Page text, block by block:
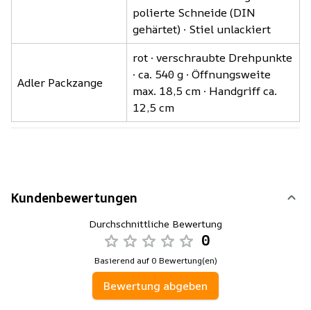
polierte Schneide (DIN
gehärtet) · Stiel unlackiert
Adler Packzange
rot · verschraubte Drehpunkte
· ca. 540 g · Öffnungsweite
max. 18,5 cm · Handgriff ca.
12,5 cm
Kundenbewertungen
Durchschnittliche Bewertung
0
Basierend auf 0 Bewertung(en)
Bewertung abgeben